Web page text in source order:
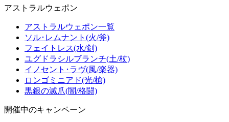
アストラルウェポン
アストラルウェポン一覧
ソル･レムナント(火/斧)
フェイトレス(水/剣)
ユグドラシルブランチ(土/杖)
イノセント･ラヴ(風/楽器)
ロンゴミニアド(光/槍)
黒銀の滅爪(闇/格闘)
開催中のキャンペーン